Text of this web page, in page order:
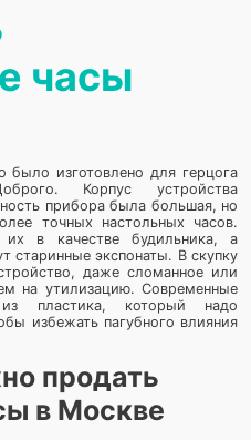
часы
было изготовлено для герцога
Корпус устройства
прибора была большая, но
точных настольных часов.
их в качестве будильника, а
старинные экспонаты. В скупку
даже сломанное или
на утилизацию. Современные
из пластика, который надо
избежать пагубного влияния
продать
в Москве